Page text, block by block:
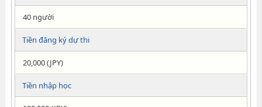
40 người
Tiền đăng ký dự thi
20,000 (JPY)
Tiền nhập học